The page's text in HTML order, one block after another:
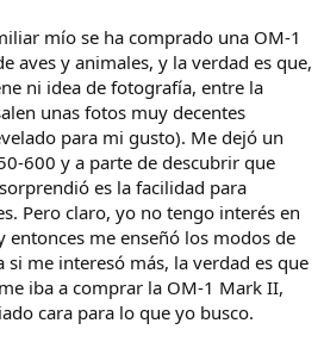
mío se ha comprado una OM-1
aves y animales, y la verdad es que,
ni idea de fotografía, entre la
unas fotos muy decentes
para mi gusto). Me dejó un
600 y a parte de descubrir que
es la facilidad para
Pero claro, yo no tengo interés en
entonces me enseñó los modos de
si me interesó más, la verdad es que
iba a comprar la OM-1 Mark II,
cara para lo que yo busco.